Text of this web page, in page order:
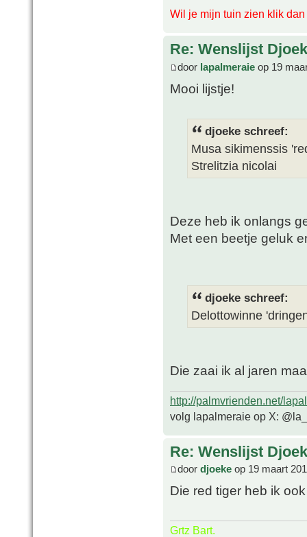
Wil je mijn tuin zien klik dan
Re: Wenslijst
door lapalmeraie op 19
Mooi lijstje!
djoeke schreef:
Musa sikimenssis
Strelitzia nicolai
Deze heb ik onlangs
Met een beetje geluk
djoeke schreef:
Delottowinne
Die zaai ik al jaren
http://palmvrienden.net/
volg lapalmeraie op X:
Re: Wenslijst
door djoeke op 19 maart
Die red tiger heb ik
Grtz Bart.